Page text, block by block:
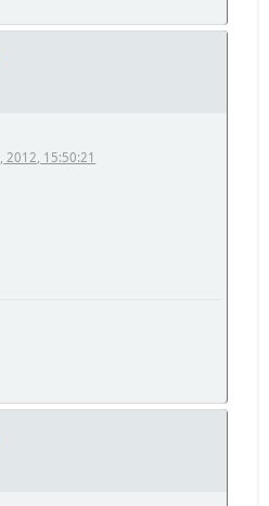
2012, 15:50:21